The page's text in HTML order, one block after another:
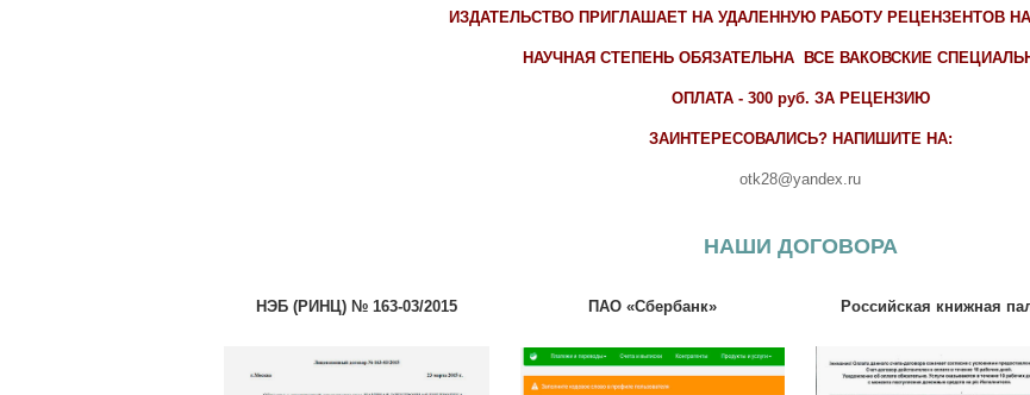
ИЗДАТЕЛЬСТВО ПРИГЛАШАЕТ НА УДАЛЕННУЮ РАБОТУ РЕЦЕНЗЕНТОВ
НАУЧНАЯ СТЕПЕНЬ ОБЯЗАТЕЛЬНА ВСЕ ВАКОВСКИЕ
ОПЛАТА - 300 руб. ЗА РЕЦЕНЗИЮ
ЗАИНТЕРЕСОВАЛИСЬ? НАПИШИТЕ НА:
otk28@yandex.ru
НАШИ ДОГОВОРА
НЭБ (РИНЦ) № 163-03/2015 ПАО «Сбербанк» Российская книжная